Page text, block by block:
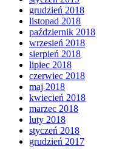
grudzień 2018
listopad 2018
październik 2018
wrzesień 2018
sierpień 2018
lipiec 2018
czerwiec 2018
maj 2018
kwiecień 2018
marzec 2018
luty 2018
styczeń 2018
grudzień 2017